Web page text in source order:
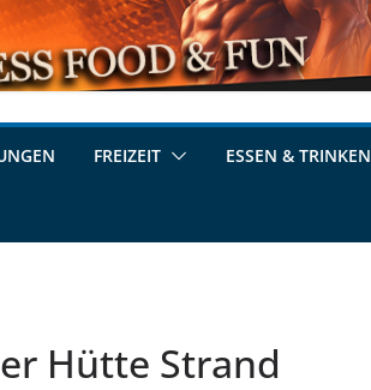
FREIZEIT ESSEN & TRINKEN
Hütte Strand